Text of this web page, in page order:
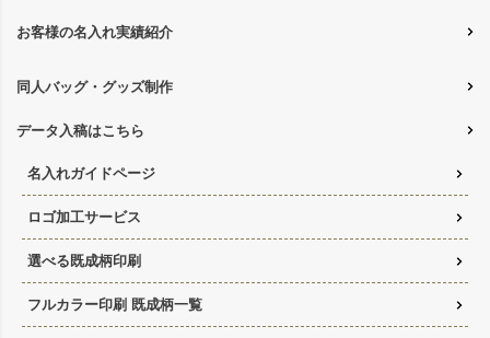
お客様の名入れ実績紹介
同人バッグ・グッズ制作
データ入稿はこちら
名入れガイドページ
ロゴ加工サービス
選べる既成柄印刷
フルカラー印刷 既成柄一覧